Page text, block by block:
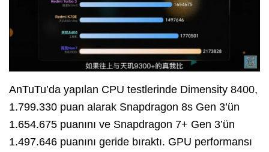
AnTuTu’da yapılan CPU testlerinde Dimensity 8400,
1.799.330 puan alarak Snapdragon 8s Gen 3’ün
1.654.675 puanını ve Snapdragon 7+ Gen 3’ün
1.497.646 puanını geride bıraktı. GPU performansı